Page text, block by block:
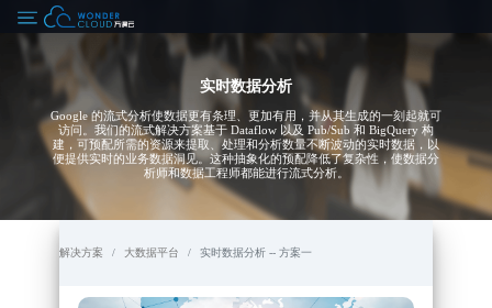
实时数据分析
Google 的流式分析使数据更有条理、更加有用，并从其生成的一刻起就可
访问。我们的流式解决方案基于 Dataflow 以及 Pub/Sub 和 BigQuery 构
建，可预配所需的资源来提取、处理和分析数量不断波动的实时数据，以
便提供实时的业务数据洞见。这种抽象化的预配降低了复杂性，使数据分
析师和数据工程师都能进行流式分析。
解决方案 大数据平台 实时数据分析 -- 方案一